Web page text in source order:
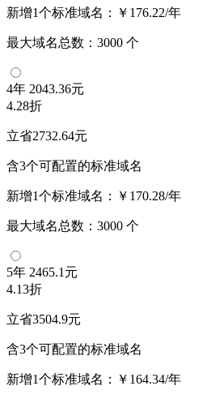
新增1个标准域名： ￥176.22/年
最大域名总数： 3000 个
4年 2043.36元
4.28折
立省2732.64元
含3个可配置的标准域名
新增1个标准域名： ￥170.28/年
最大域名总数： 3000 个
5年 2465.1元
4.13折
立省3504.9元
含3个可配置的标准域名
新增1个标准域名： ￥164.34/年